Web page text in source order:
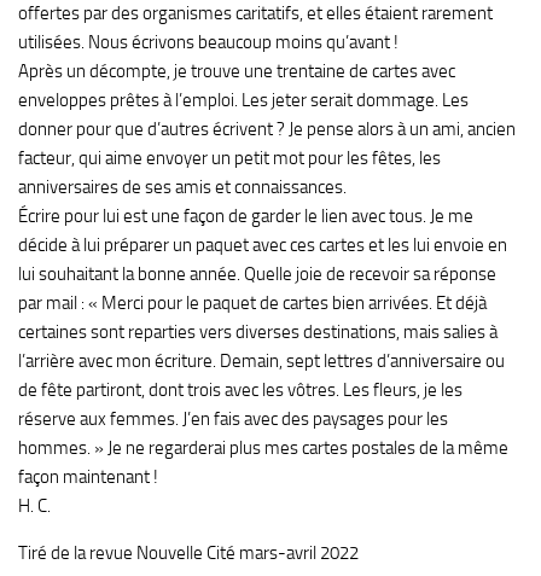
offertes par des organismes caritatifs, et elles étaient rarement
utilisées. Nous écrivons beaucoup moins qu’avant !
Après un décompte, je trouve une trentaine de cartes avec
enveloppes prêtes à l’emploi. Les jeter serait dommage. Les
donner pour que d’autres écrivent ? Je pense alors à un ami, ancien
facteur, qui aime envoyer un petit mot pour les fêtes, les
anniversaires de ses amis et connaissances.
Écrire pour lui est une façon de garder le lien avec tous. Je me
décide à lui préparer un paquet avec ces cartes et les lui envoie en
lui souhaitant la bonne année. Quelle joie de recevoir sa réponse
par mail : « Merci pour le paquet de cartes bien arrivées. Et déjà
certaines sont reparties vers diverses destinations, mais salies à
l’arrière avec mon écriture. Demain, sept lettres d’anniversaire ou
de fête partiront, dont trois avec les vôtres. Les fleurs, je les
réserve aux femmes. J’en fais avec des paysages pour les
hommes. » Je ne regarderai plus mes cartes postales de la même
façon maintenant !
H. C.
Tiré de la revue Nouvelle Cité mars-avril 2022